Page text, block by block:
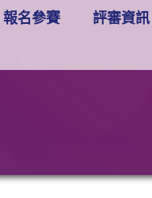
報名參賽 評審資訊